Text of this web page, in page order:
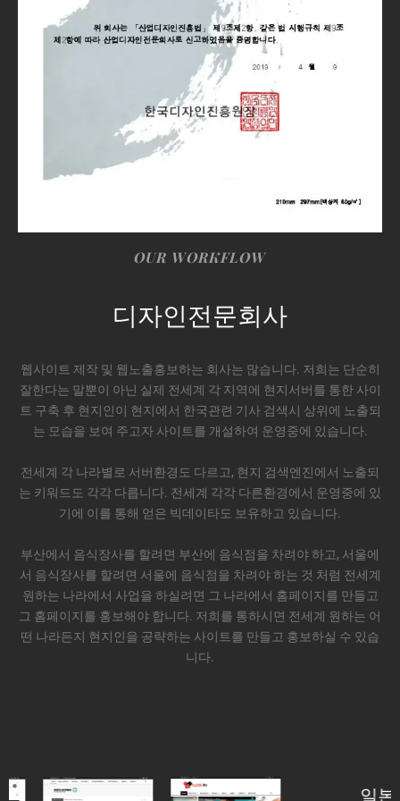
OUR WORKFLOW
디자인전문회사
웹사이트 제작 및 웹노출홍보하는 회사는 많습니다. 저희는 단순히
잘한다는 말뿐이 아닌 실제 전세계 각 지역에 현지서버를 통한 사이
트 구축 후 현지인이 현지에서 한국관련 기사 검색시 상위에 노출되
는 모습을 보여 주고자 사이트를 개설하여 운영중에 있습니다.
전세계 각 나라별로 서버환경도 다르고, 현지 검색엔진에서 노출되
는 키워드도 각각 다릅니다. 전세계 각각 다른환경에서 운영중에 있
기에 이를 통해 얻은 빅데이타도 보유하고 있습니다.
부산에서 음식장사를 할려면 부산에 음식점을 차려야 하고, 서울에
서 음식장사를 할려면 서울에 음식점을 차려야 하는 것 처럼 전세계
원하는 나라에서 사업을 하실려면 그 나라에서 홈페이지를 만들고
그 홈페이지를 홍보해야 합니다. 저희를 통하시면 전세계 원하는 어
떤 나라든지 현지인을 공략하는 사이트를 만들고 홍보하실 수 있습
니다.